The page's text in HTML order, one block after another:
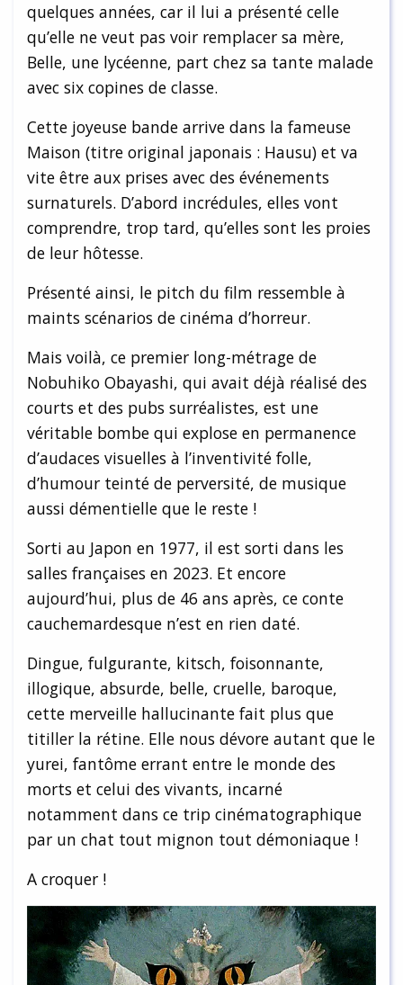
quelques années, car il lui a présenté celle
qu’elle ne veut pas voir remplacer sa mère,
Belle, une lycéenne, part chez sa tante malade
avec six copines de classe.
Cette joyeuse bande arrive dans la fameuse
Maison (titre original japonais : Hausu) et va
vite être aux prises avec des événements
surnaturels. D’abord incrédules, elles vont
comprendre, trop tard, qu’elles sont les proies
de leur hôtesse.
Présenté ainsi, le pitch du film ressemble à
maints scénarios de cinéma d’horreur.
Mais voilà, ce premier long-métrage de
Nobuhiko Obayashi, qui avait déjà réalisé des
courts et des pubs surréalistes, est une
véritable bombe qui explose en permanence
d’audaces visuelles à l’inventivité folle,
d’humour teinté de perversité, de musique
aussi démentielle que le reste !
Sorti au Japon en 1977, il est sorti dans les
salles françaises en 2023. Et encore
aujourd’hui, plus de 46 ans après, ce conte
cauchemardesque n’est en rien daté.
Dingue, fulgurante, kitsch, foisonnante,
illogique, absurde, belle, cruelle, baroque,
cette merveille hallucinante fait plus que
titiller la rétine. Elle nous dévore autant que le
yurei, fantôme errant entre le monde des
morts et celui des vivants, incarné
notamment dans ce trip cinématographique
par un chat tout mignon tout démoniaque !
A croquer !